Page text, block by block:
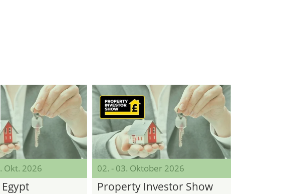
Okt. 2026 02. - 03. Oktober 2026
Property Investor Show